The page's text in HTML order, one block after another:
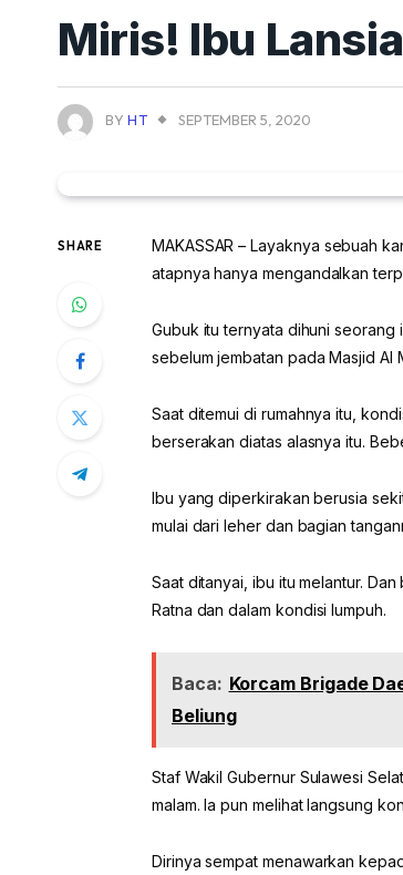
Miris! Ibu
BY HT SEPTEMBER 5, 2020
SHARE
MAKASSAR – Layaknya sebuah
atapnya hanya mengandalkan
Gubuk itu ternyata dihuni seorang
sebelum jembatan pada Masjid Al
Saat ditemui di rumahnya itu,
berserakan diatas alasnya itu.
Ibu yang diperkirakan berusia
mulai dari leher dan bagian
Saat ditanyai, ibu itu melantur.
Ratna dan dalam kondisi lumpuh.
Baca: Korcam Brigade
Beliung
Staf Wakil Gubernur Sulawesi
malam. Ia pun melihat langsung
Dirinya sempat menawarkan